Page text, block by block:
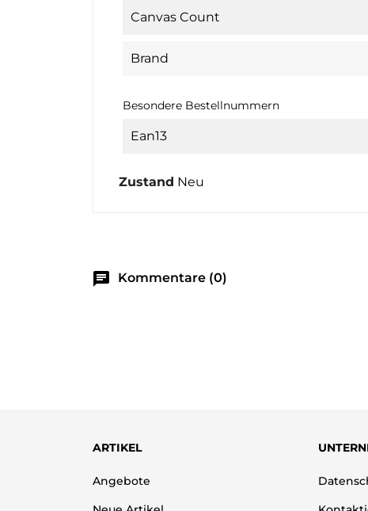
Canvas Count
Brand
Besondere Bestellnummern
Ean13
Zustand Neu
chat
Kommentare (0)
ARTIKEL
Angebote